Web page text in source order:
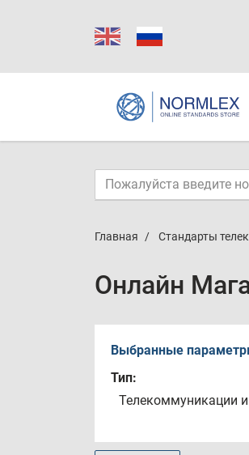
Главная Стандарты
Онлайн
Выбранные
Тип:
Телекоммуникации